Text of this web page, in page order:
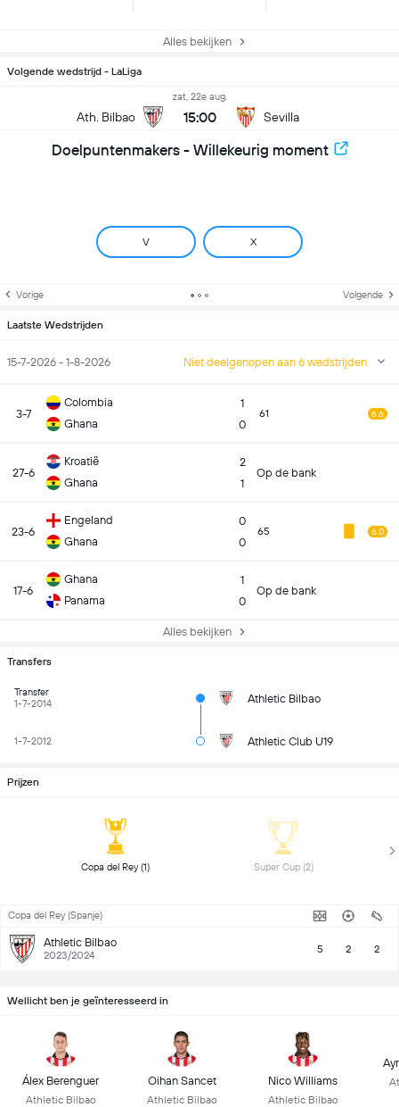
Alles bekijken
Volgende wedstrijd - LaLiga
Ath. Bilbao
zat, 22e aug.
15:00 Sevilla
Doelpuntenmakers - Willekeurig moment
V X
Vorige Volgende
Laatste Wedstrijden
15-7-2026 - 1-8-2026 Niet deelgenopen aan 6 wedstrijden
3-7
Colombia
Ghana
1
0
61 6.6
27-6
Kroatië
Ghana
2
1
Op de bank
23-6
Engeland
Ghana
0
0
65 6.0
17-6
Ghana
Panama
1
0
Op de bank
Alles bekijken
Transfers
Transfer
1-7-2014
Athletic Bilbao
1-7-2012 Athletic Club U19
Prijzen
Super Cup (2)
Copa del Rey (Spanje)
Athletic Bilbao
2023/2024 5 2 2
Wellicht ben je geïnteresseerd in
Álex Berenguer
Athletic Bilbao
Oihan Sancet
Athletic Bilbao
Nico Williams
Athletic Bilbao